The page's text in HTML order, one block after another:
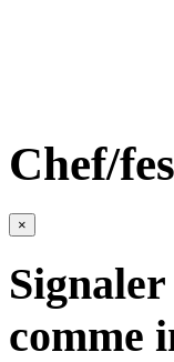
Chef/
×
comme